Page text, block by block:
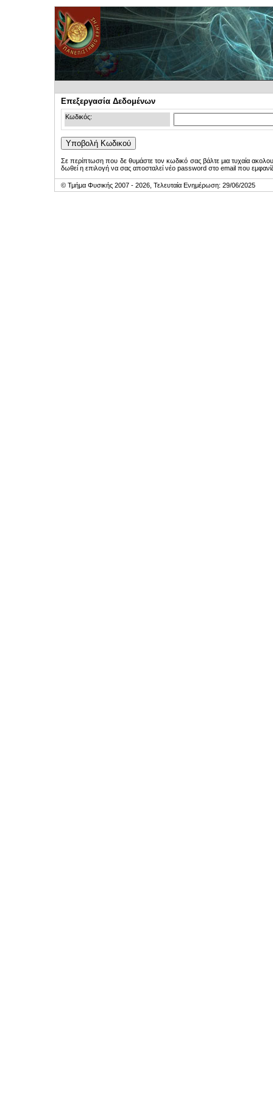
Επεξεργασία Δεδομένων
Κωδικός:
Σε περίπτωση που δε θυμάστε τον κωδικό σας βάλτε μια τυχαία
δωθεί η επιλογή να σας αποσταλεί νέο password στο email που
© Τμήμα Φυσικής 2007 - 2026, Τελευταία Ενημέρωση: 29/06/2025